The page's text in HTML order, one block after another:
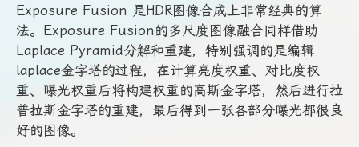
Exposure Fusion 是HDR图像合成上非常经典的算
法。Exposure Fusion的多尺度图像融合同样借助
Laplace Pyramid分解和重建，特别强调的是编辑
laplace金字塔的过程，在计算亮度权重、对比度权
重、曝光权重后将构建权重的高斯金字塔，然后进行拉
普拉斯金字塔的重建，最后得到一张各部分曝光都很良
好的图像。